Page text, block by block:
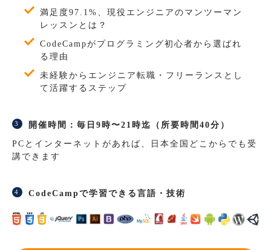
満足度97.1%、現役エンジニアのマンツーマン
レッスンとは？
CodeCampがプログラミング初心者から選ばれ
る理由
未経験からエンジニア転職・フリーランスとし
て活躍するステップ
開催時間：毎日9時〜21時迄（所要時間40分）
PCとインターネットがあれば、日本全国どこからでも受
講できます
CodeCampで学習できる言語・技術